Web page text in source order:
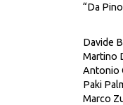
“Da
Davide
Martino
Antonio
Paki
Marco